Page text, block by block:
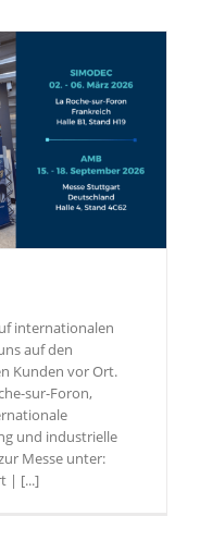
internationalen
auf den
Kunden vor Ort.
sur-Foron,
und industrielle
Messe unter:
| [...]